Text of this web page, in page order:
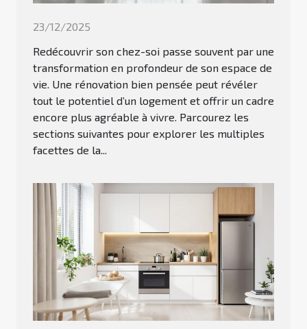
23/12/2025
Redécouvrir son chez-soi passe souvent par une
transformation en profondeur de son espace de
vie. Une rénovation bien pensée peut révéler
tout le potentiel d’un logement et offrir un cadre
encore plus agréable à vivre. Parcourez les
sections suivantes pour explorer les multiples
facettes de la...